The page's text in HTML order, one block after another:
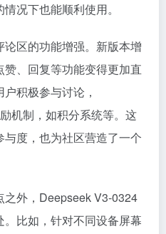
况下也能顺利使用。
区的功能增强。新版本增
、回复等功能变得更加直
积极参与讨论，
机制，如积分系统等。这
度，也为社区营造了一个
外，Deepseek V3-0324
比如，针对不同设备屏幕